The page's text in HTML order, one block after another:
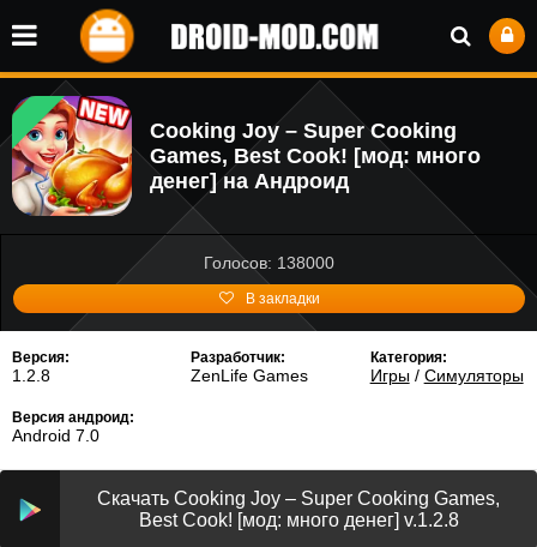
Cooking Joy – Super Cooking
Games, Best Cook! [мод: много
денег] на Андроид
Голосов: 138000
В закладки
Версия:
1.2.8
Разработчик:
ZenLife Games
Категория:
Игры/ Симуляторы
Версия андроид:
Android 7.0
Скачать Cooking Joy – Super Cooking Games,
Best Cook! [мод: много денег] v.1.2.8